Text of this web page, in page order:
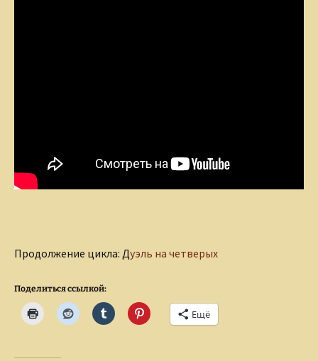
Продолжение цикла: Дуэль на четверых
Поделиться ссылкой:
Ещё